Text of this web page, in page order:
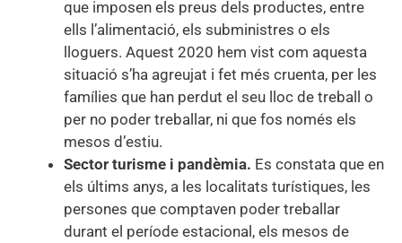
que imposen els preus dels productes, entre
ells l’alimentació, els subministres o els
lloguers. Aquest 2020 hem vist com aquesta
situació s’ha agreujat i fet més cruenta, per les
famílies que han perdut el seu lloc de treball o
per no poder treballar, ni que fos només els
mesos d’estiu.
Sector turisme i pandèmia. Es constata que en
els últims anys, a les localitats turístiques, les
persones que comptaven poder treballar
durant el període estacional, els mesos de